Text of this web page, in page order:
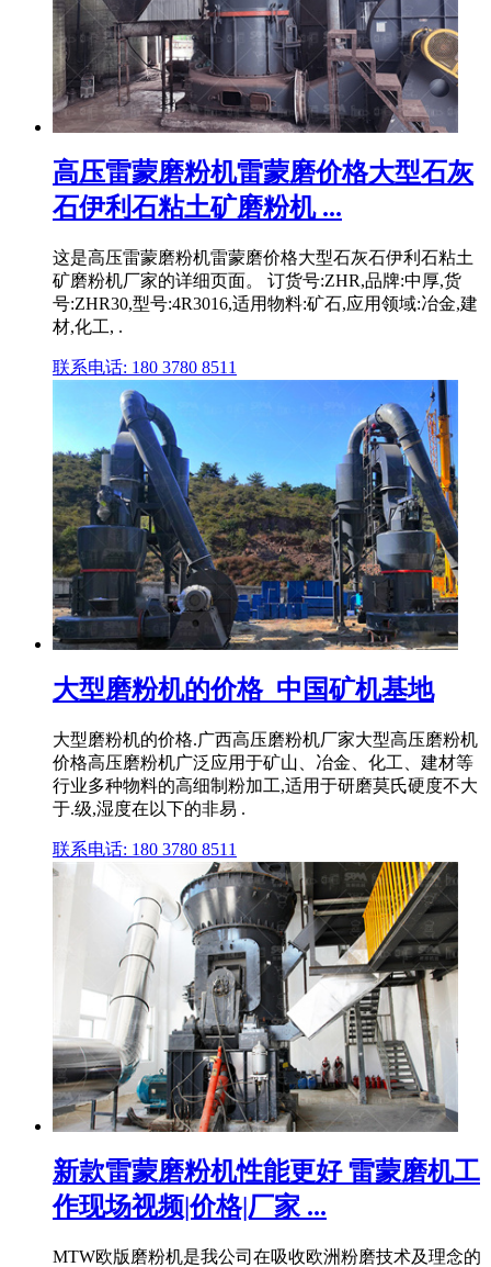
高压雷蒙磨粉机雷蒙磨价格大型石灰
石伊利石粘土矿磨粉机 ...
这是高压雷蒙磨粉机雷蒙磨价格大型石灰石伊利石粘土
矿磨粉机厂家的详细页面。 订货号:ZHR,品牌:中厚,货
号:ZHR30,型号:4R3016,适用物料:矿石,应用领域:冶金,建
材,化工, .
联系电话: 180 3780 8511
大型磨粉机的价格_中国矿机基地
大型磨粉机的价格.广西高压磨粉机厂家大型高压磨粉机
价格高压磨粉机广泛应用于矿山、冶金、化工、建材等
行业多种物料的高细制粉加工,适用于研磨莫氏硬度不大
于.级,湿度在以下的非易 .
联系电话: 180 3780 8511
新款雷蒙磨粉机性能更好 雷蒙磨机工
作现场视频|价格|厂家 ...
MTW欧版磨粉机是我公司在吸收欧洲粉磨技术及理念的